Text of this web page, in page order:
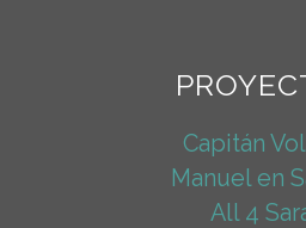
Capitán
Manuel en
All 4